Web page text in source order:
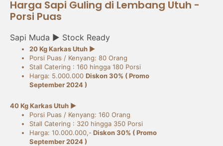
Harga Sapi Guling di Lembang Utuh -
Porsi Puas
Sapi Muda ► Stock Ready
20 Kg Karkas Utuh ►
Porsi Puas / Kenyang: 80 Orang
Stall Catering : 160 hingga 180 Porsi
Harga: 5.000.000 Diskon 30% ( Promo
September 2024 )
40 Kg Karkas Utuh ►
Porsi Puas / Kenyang: 160 Orang
Stall Catering : 320 hingga 350 Porsi
Harga: 10.000.000,- Diskon 30% ( Promo
September 2024 )